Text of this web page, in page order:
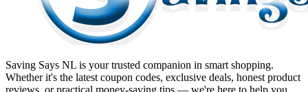
Saving Says NL is your trusted companion in smart shopping.
Whether it's the latest coupon codes, exclusive deals, honest product